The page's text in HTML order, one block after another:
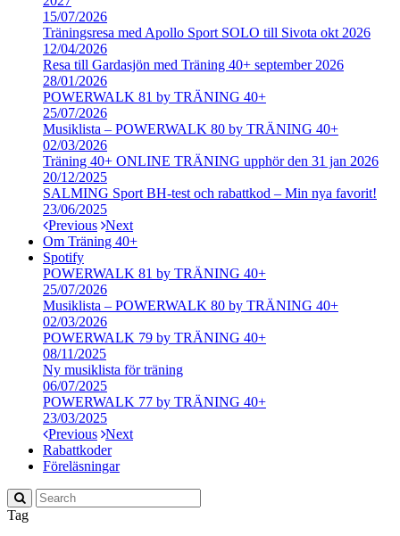
15/07/2026
Träningsresa med Apollo Sport SOLO till Sivota okt 2026
12/04/2026
Resa till Gardasjön med Träning 40+ september 2026
28/01/2026
POWERWALK 81 by TRÄNING 40+
25/07/2026
Musiklista – POWERWALK 80 by TRÄNING 40+
02/03/2026
Träning 40+ ONLINE TRÄNING upphör den 31 jan 2026
20/12/2025
SALMING Sport BH-test och rabattkod – Min nya favorit!
23/06/2025
Previous Next
Om Träning 40+
Spotify
POWERWALK 81 by TRÄNING 40+
25/07/2026
Musiklista – POWERWALK 80 by TRÄNING 40+
02/03/2026
POWERWALK 79 by TRÄNING 40+
08/11/2025
Ny musiklista för träning
06/07/2025
POWERWALK 77 by TRÄNING 40+
23/03/2025
Previous Next
Rabattkoder
Föreläsningar
Tag